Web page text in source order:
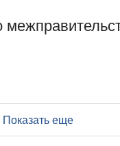
Показать еще